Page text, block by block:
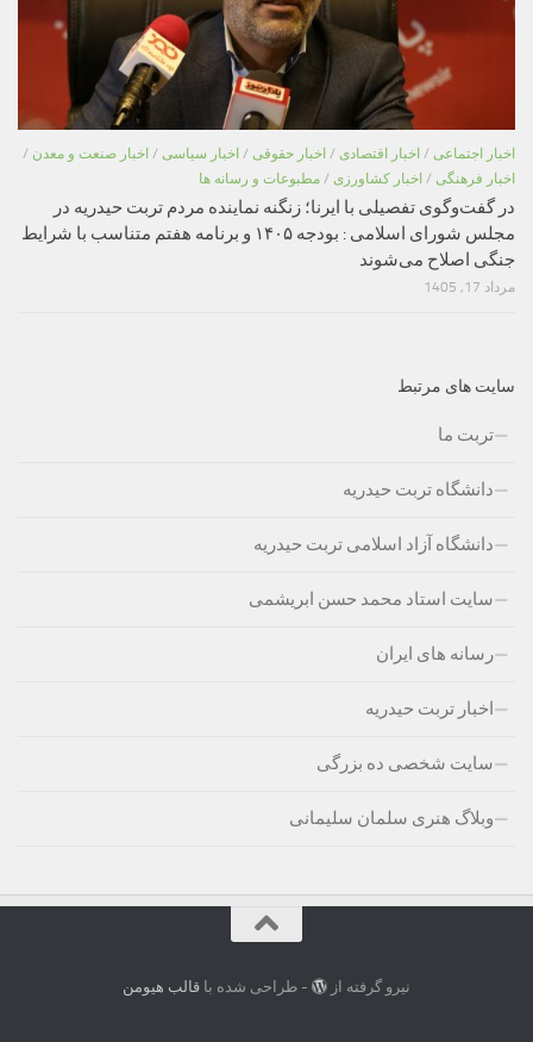
اخبار اجتماعی / اخبار اقتصادی / اخبار حقوقی / اخبار سیاسی / اخبار صنعت و معدن /
اخبار فرهنگی / اخبار کشاورزی / مطبوعات و رسانه ها
در گفت‌وگوی تفصیلی با ایرنا؛ زنگنه نماینده مردم تربت حیدریه در
مجلس شورای اسلامی : بودجه ۱۴۰۵ و برنامه هفتم متناسب با شرایط
جنگی اصلاح می‌شوند
مرداد 17, 1405
سایت های مرتبط
تربت ما
دانشگاه تربت حیدریه
دانشگاه آزاد اسلامی تربت حیدریه
سایت استاد محمد حسن ابریشمی
رسانه های ایران
اخبار تربت حیدریه
سایت شخصی ده بزرگی
وبلاگ هنری سلمان سلیمانی
نیرو گرفته از - طراحی شده باقالب هیومن